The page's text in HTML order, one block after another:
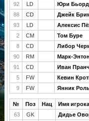
92
LD Юри
88
CD Джейк
93
LD Алексис
2
CM Том Буре
8
CD Либор
90
RM Марк-
91
CD Иван
5
FW Кевин
9
FW Янник
№ Поз Нац Имя игрока
63
GK Дидье